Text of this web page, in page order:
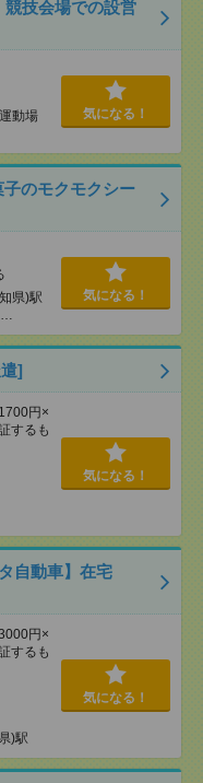
競技会場での設営
動場
気になる！
子のモクモクシー
県)駅
…
気になる！
]
円×
するも
気になる！
自動車】在宅
円×
するも
)駅
気になる！